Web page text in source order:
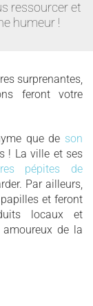
ressourcer et
humeur !
surprenantes,
feront votre
que de son
! La ville et ses
pépites de
Par ailleurs,
et feront
locaux et
de la